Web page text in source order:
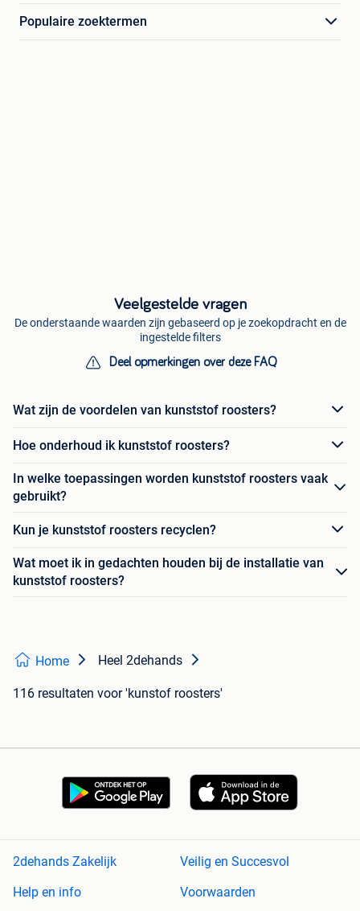
Populaire zoektermen
Veelgestelde vragen
De onderstaande waarden zijn gebaseerd op je zoekopdracht en de
ingestelde filters
Deel opmerkingen over deze FAQ
Wat zijn de voordelen van kunststof roosters?
Hoe onderhoud ik kunststof roosters?
In welke toepassingen worden kunststof roosters vaak
gebruikt?
Kun je kunststof roosters recyclen?
Wat moet ik in gedachten houden bij de installatie van
kunststof roosters?
Home Heel 2dehands
116 resultaten voor 'kunstof roosters'
2dehands Zakelijk
Veilig en Succesvol
Help en info
Voorwaarden